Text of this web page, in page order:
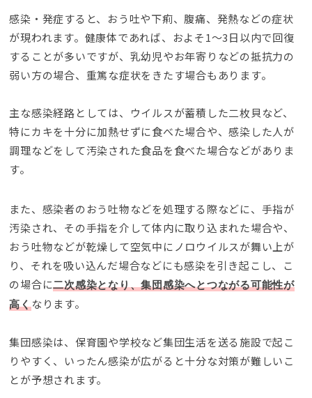
感染・発症すると、おう吐や下痢、腹痛、発熱などの症状
が現われます。健康体であれば、およそ1～3日以内で回復
することが多いですが、乳幼児やお年寄りなどの抵抗力の
弱い方の場合、重篤な症状をきたす場合もあります。
主な感染経路としては、ウイルスが蓄積した二枚貝など、
特にカキを十分に加熱せずに食べた場合や、感染した人が
調理などをして汚染された食品を食べた場合などがありま
す。
また、感染者のおう吐物などを処理する際などに、手指が
汚染され、その手指を介して体内に取り込まれた場合や、
おう吐物などが乾燥して空気中にノロウイルスが舞い上が
り、それを吸い込んだ場合などにも感染を引き起こし、こ
の場合に二次感染となり、集団感染へとつながる可能性が
高くなります。
集団感染は、保育園や学校など集団生活を送る施設で起こ
りやすく、いったん感染が広がると十分な対策が難しいこ
とが予想されます。